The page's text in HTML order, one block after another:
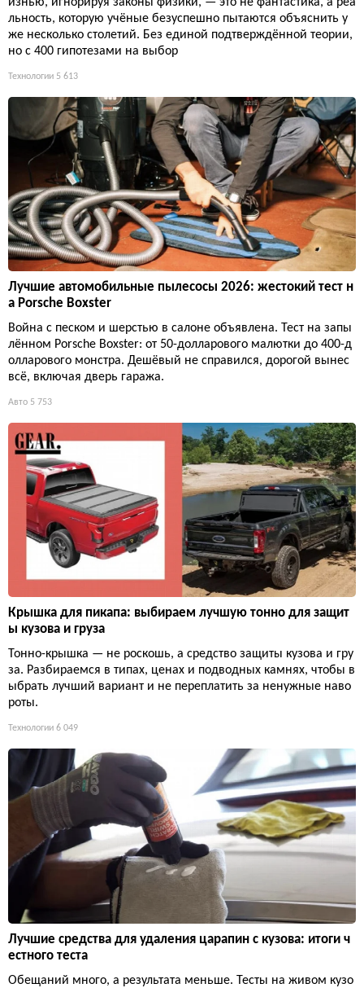
льность, которую учёные безуспешно пытаются объяснить у
же несколько столетий. Без единой подтверждённой теории,
но с 400 гипотезами на выбор
Технологии 5 613
Лучшие автомобильные пылесосы 2026: жестокий тест н
а Porsche Boxster
Война с песком и шерстью в салоне объявлена. Тест на запы
лённом Porsche Boxster: от 50-долларового малютки до 400-д
олларового монстра. Дешёвый не справился, дорогой вынес
всё, включая дверь гаража.
Авто 5 753
Крышка для пикапа: выбираем лучшую тонно для защит
ы кузова и груза
Тонно-крышка — не роскошь, а средство защиты кузова и гру
за. Разбираемся в типах, ценах и подводных камнях, чтобы в
ыбрать лучший вариант и не переплатить за ненужные наво
роты.
Технологии 6 049
Лучшие средства для удаления царапин с кузова: итоги ч
естного теста
Обещаний много, а результата меньше. Тесты на живом кузо